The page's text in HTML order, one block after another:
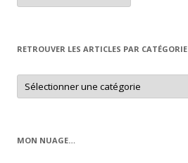
article
RETROUVER LES ARTICLES PAR CATÉGORIE
Retrouver
les
articles
MON NUAGE…